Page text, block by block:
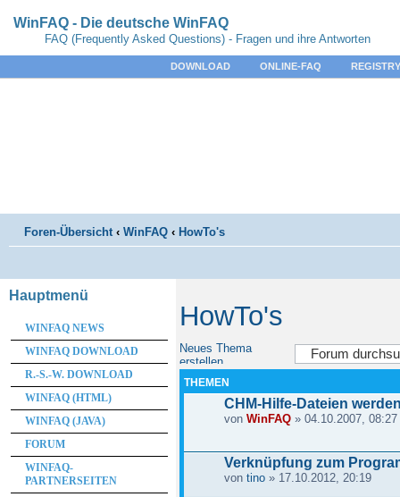
WinFAQ - Die deutsche WinFAQ
FAQ (Frequently Asked Questions) - Fragen und ihre Antworten
DOWNLOAD ONLINE-FAQ
Foren-Übersicht ‹ WinFAQ ‹ HowTo's
HowTo's
Neues Thema
erstellen
THEMEN
CHM-Hilfe-Dateien
von WinFAQ» 04.10.2007, 08:27
Verknüpfung zum
von tino» 17.10.2012, 20:19
Hauptmenü
WINFAQ NEWS
WINFAQ DOWNLOAD
R.-S.-W. DOWNLOAD
WINFAQ (HTML)
WINFAQ (JAVA)
FORUM
WINFAQ-
PARTNERSEITEN